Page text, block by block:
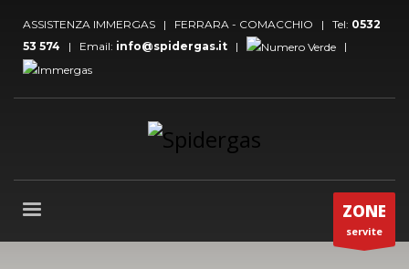
ASSISTENZA IMMERGAS | FERRARA - COMACCHIO | Tel: 0532
53 574 | Email: info@spidergas.it | |
ZONE
servite